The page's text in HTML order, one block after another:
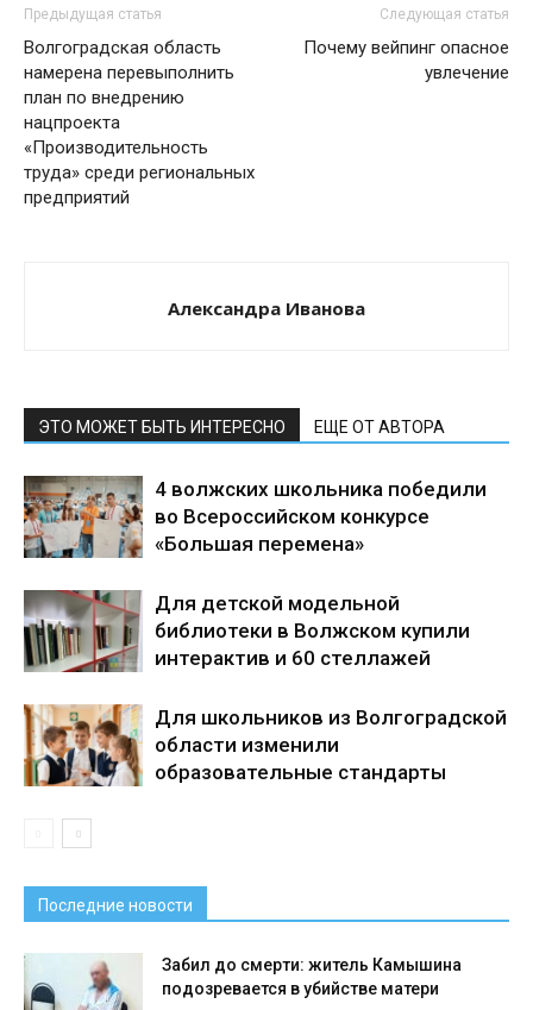
Предыдущая статья
Волгоградская область
намерена перевыполнить
план по внедрению
нацпроекта
«Производительность
труда» среди региональных
предприятий
Следующая статья
Почему вейпинг опасное
увлечение
Александра Иванова
ЭТО МОЖЕТ БЫТЬ ИНТЕРЕСНО ЕЩЕ ОТ АВТОРА
4 волжских школьника победили
во Всероссийском конкурсе
«Большая перемена»
Для детской модельной
библиотеки в Волжском купили
интерактив и 60 стеллажей
Для школьников из Волгоградской
области изменили
образовательные стандарты
Последние новости
Забил до смерти: житель Камышина
подозревается в убийстве матери